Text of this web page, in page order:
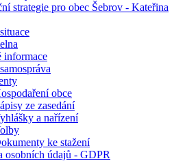
strategie pro obec Šebrov - Kateřina
informace
obce
ze zasedání
a nařízení
ke stažení
osobních údajů - GDPR